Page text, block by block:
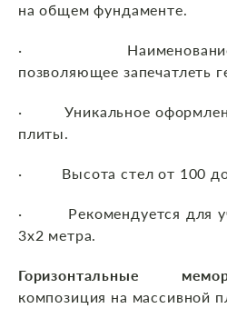
на общем фундаменте.
· Наименование
позволяющее запечатлеть
· Уникальное
плиты.
· Высота стел от 100 до
· Рекомендуется для
3х2 метра.
Горизонтальные
композиция на массивной